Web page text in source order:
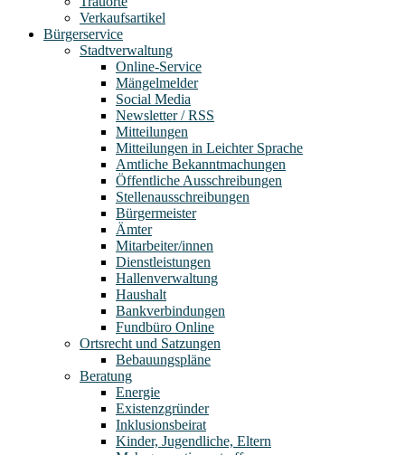
Verkaufsartikel
Bürgerservice
Stadtverwaltung
Online-Service
Mängelmelder
Social Media
Newsletter / RSS
Mitteilungen
Mitteilungen in Leichter Sprache
Amtliche Bekanntmachungen
Öffentliche Ausschreibungen
Stellenausschreibungen
Bürgermeister
Ämter
Mitarbeiter/innen
Dienstleistungen
Hallenverwaltung
Haushalt
Bankverbindungen
Fundbüro Online
Ortsrecht und Satzungen
Bebauungspläne
Beratung
Energie
Existenzgründer
Inklusionsbeirat
Kinder, Jugendliche, Eltern